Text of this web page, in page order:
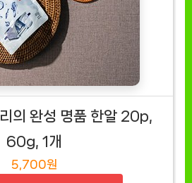
의 완성 명품 한알 20p,
60g, 1개
5,700원